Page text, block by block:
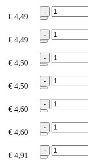
€ 4,49
-
€ 4,49
-
€ 4,50
-
€ 4,50
-
€ 4,60
-
€ 4,60
-
€ 4,91
-